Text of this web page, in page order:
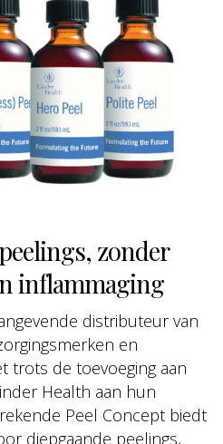
zonder
inflammaging
distributeur van
en
trots de toevoeging aan
Health aan hun
Peel Concept biedt
diepgaande peelings,